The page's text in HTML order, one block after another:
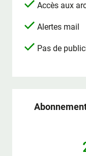
Accès aux
Alertes mail
Pas de